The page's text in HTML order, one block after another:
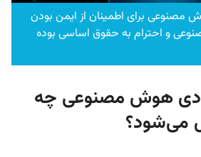
مصنوعی برای اطمینان از ایمن بودن
و احترام به حقوق اساسی بوده
هوش مصنوعی چه
می‌شود؟